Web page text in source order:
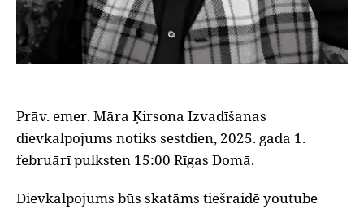
Prāv. emer. Māra Ķirsona Izvadīšanas
dievkalpojums notiks sestdien, 2025. gada 1.
februārī pulksten 15:00 Rīgas Domā.
Dievkalpojums būs skatāms tiešraidē youtube